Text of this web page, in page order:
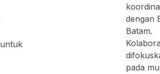
dengan
Batam.
pada